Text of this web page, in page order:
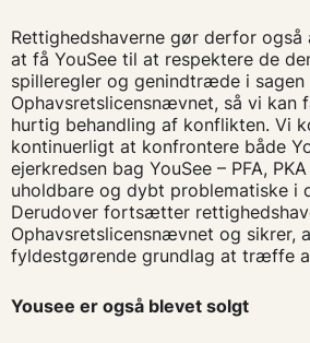
Rettighedshaverne gør derfor
at få YouSee til at respektere de
spilleregler og genindtræde i sagen
Ophavsretslicensnævnet, så vi kan
hurtig behandling af konflikten. Vi
kontinuerligt at konfrontere både
ejerkredsen bag YouSee – PFA,
uholdbare og dybt problematiske i
Derudover fortsætter
Ophavsretslicensnævnet og sikrer,
fyldestgørende grundlag at træffe
Yousee er også blevet solgt